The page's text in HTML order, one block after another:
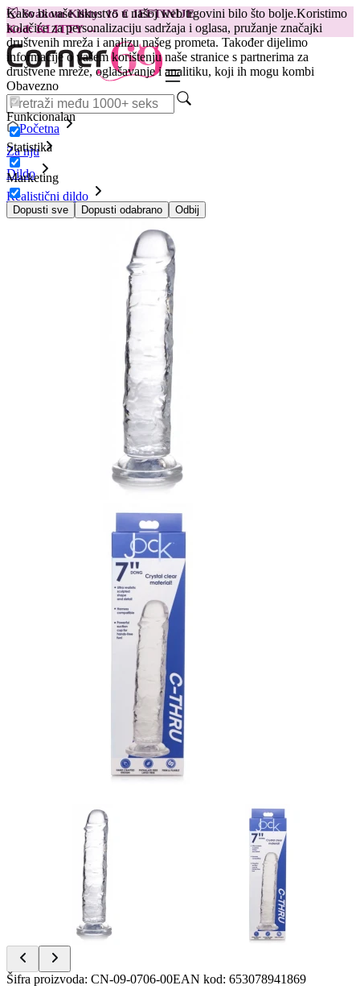
Kako bi vaše iskustvo u našoj web trgovini bilo što bolje.Koristimo
kolačiće za personalizaciju sadržaja i oglasa, pružanje značajki
društvenih mreža i analizu našeg prometa. Također dijelimo
informacije o vašem korištenju naše stranice s partnerima za
društvene mreže, oglašavanje i analitiku, koji ih mogu kombi
Obavezno
Funkcionalan
Statistika
Marketing
Dopusti sve Dopusti odabrano Odbij
😽Svakom Klitty: 15 € JEFTINIJE
Kod: KLITTY →
Početna
Za nju
Dildo
Realistični dildo
Proziran dildo Jock C-Thru, 20 cm
Item
Šifra proizvoda: CN-09-0706-00EAN kod: 653078941869